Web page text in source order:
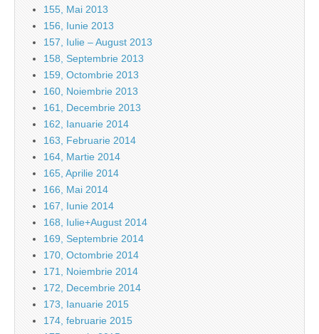
155, Mai 2013
156, Iunie 2013
157, Iulie – August 2013
158, Septembrie 2013
159, Octombrie 2013
160, Noiembrie 2013
161, Decembrie 2013
162, Ianuarie 2014
163, Februarie 2014
164, Martie 2014
165, Aprilie 2014
166, Mai 2014
167, Iunie 2014
168, Iulie+August 2014
169, Septembrie 2014
170, Octombrie 2014
171, Noiembrie 2014
172, Decembrie 2014
173, Ianuarie 2015
174, februarie 2015